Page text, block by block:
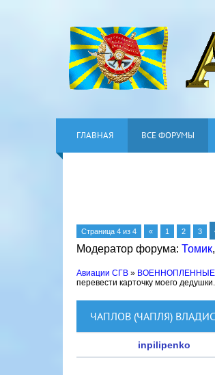
ГЛАВНАЯ ВСЕ ФОРУМЫ
Страница 4 из 4 « 1 2 3
Модератор форума: Томик,
Авиации СГВ » ВОЕННОПЛЕННЫЕ
перевести карточку моего
ЧАПЛОВ (ЧАПЛЯ)
inpilipenko